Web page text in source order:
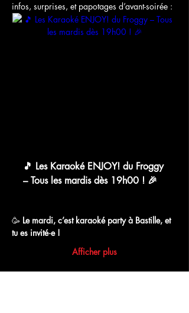
infos, surprises, et papotages d’avant-soirée :
🎵 Les Karaoké ENJOY! du Froggy
– Tous les mardis dès 19h00 ! 🎉
🥳 Le mardi, c’est karaoké party à Bastille, et
tu es invité·e !
Afficher plus